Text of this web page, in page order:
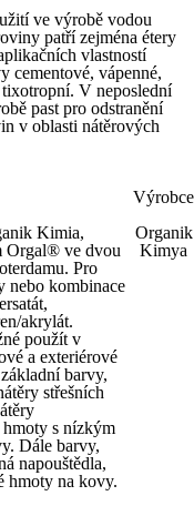
ve výrobě vodou
patří zejména étery
vlastností
cementové, vápenné,
V neposlední
past pro odstranění
v oblasti nátěrových
Výrobce
Kimia,
Orgal® ve dvou
Pro
nebo kombinace
akrylát.
použít v
a exteriérové
barvy,
střešních
hmoty s nízkým
Dále barvy,
napouštědla,
hmoty na kovy.
Organik
Kimya